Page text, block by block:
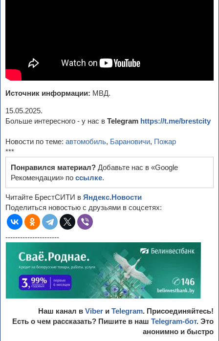
Источник информации: МВД.
15.05.2025.
Больше интересного - у нас в Telegram https://t.me/brestcity
Новости по теме: автомобиль, Барановичи, Пожар
***
Понравился материал? Добавьте нас в «Google
Рекомендации» по ссылке.
Читайте БрестСИТИ в Яндекс.Новости
Поделиться новостью с друзьями в соцсетях:
----------------------
Наш канал в Viber и Telegram. Присоединяйтесь!
Есть о чем рассказать? Пишите в наш Telegram-бот. Это
анонимно и быстро